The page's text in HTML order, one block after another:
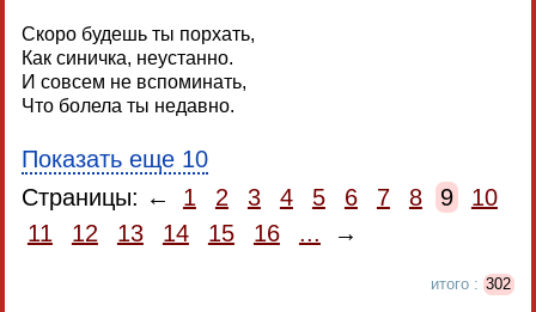
Скоро будешь ты порхать,
Как синичка, неустанно.
И совсем не вспоминать,
Что болела ты недавно.
Показать еще 10
Страницы: ←
1 2 3 4 5 6 7 8 9
10
11
12 13 14 15 16 ... →
итого : 302